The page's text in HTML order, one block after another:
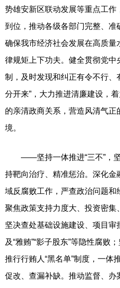
势雄安新区联动发展等重点工
到位，推动各级各部门完整、准
确保我市经济社会发展在高质
律规矩上下功夫。健全贯彻党
制，及时发现和纠正有令不行、
分开来”，大力推进清廉建设，
的亲清政商关系，营造风清气
境。
——坚持一体推进“三不”，坚
持靶向治疗、精准惩治。深化金
域反腐败工作，严查政治问题和
聚焦政策支持力度大、投资密集
坚决查处基础设施建设、项目审
及“雅贿”“影子股东”等隐性腐败
推行行贿人“黑名单”制度，一体
促改、查漏补缺。推动监督、